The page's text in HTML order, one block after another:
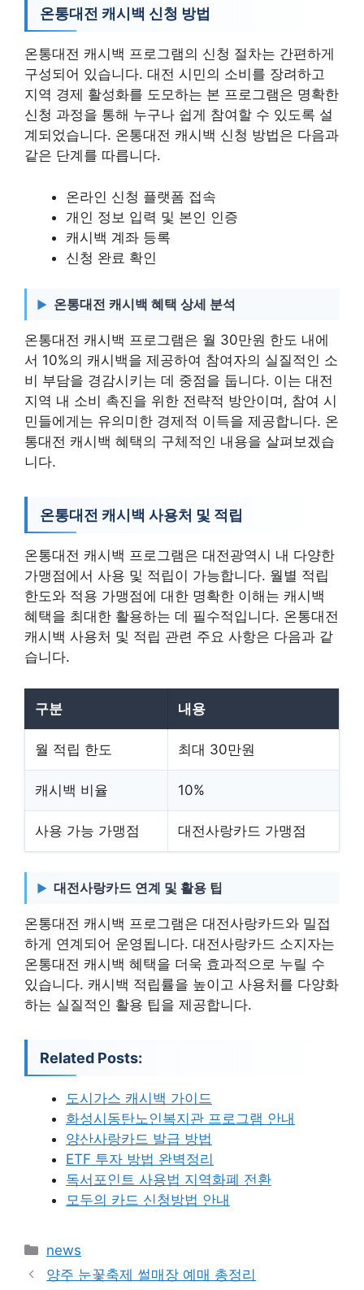
온통대전 캐시백 신청 방법
온통대전 캐시백 프로그램의 신청 절차는 간편하게
구성되어 있습니다. 대전 시민의 소비를 장려하고
지역 경제 활성화를 도모하는 본 프로그램은 명확한
신청 과정을 통해 누구나 쉽게 참여할 수 있도록 설
계되었습니다. 온통대전 캐시백 신청 방법은 다음과
같은 단계를 따릅니다.
온라인 신청 플랫폼 접속
개인 정보 입력 및 본인 인증
캐시백 계좌 등록
신청 완료 확인
온통대전 캐시백 혜택 상세 분석
온통대전 캐시백 프로그램은 월 30만원 한도 내에
서 10%의 캐시백을 제공하여 참여자의 실질적인 소
비 부담을 경감시키는 데 중점을 둡니다. 이는 대전
지역 내 소비 촉진을 위한 전략적 방안이며, 참여 시
민들에게는 유의미한 경제적 이득을 제공합니다. 온
통대전 캐시백 혜택의 구체적인 내용을 살펴보겠습
니다.
온통대전 캐시백 사용처 및 적립
온통대전 캐시백 프로그램은 대전광역시 내 다양한
가맹점에서 사용 및 적립이 가능합니다. 월별 적립
한도와 적용 가맹점에 대한 명확한 이해는 캐시백
혜택을 최대한 활용하는 데 필수적입니다. 온통대전
캐시백 사용처 및 적립 관련 주요 사항은 다음과 같
습니다.
구분 내용
월 적립 한도 최대 30만원
캐시백 비율 10%
사용 가능 가맹점 대전사랑카드 가맹점
대전사랑카드 연계 및 활용 팁
온통대전 캐시백 프로그램은 대전사랑카드와 밀접
하게 연계되어 운영됩니다. 대전사랑카드 소지자는
온통대전 캐시백 혜택을 더욱 효과적으로 누릴 수
있습니다. 캐시백 적립률을 높이고 사용처를 다양화
하는 실질적인 활용 팁을 제공합니다.
Related Posts:
도시가스 캐시백 가이드
화성시동탄노인복지관 프로그램 안내
양산사랑카드 발급 방법
ETF 투자 방법 완벽정리
독서포인트 사용법 지역화폐 전환
모두의 카드 신청방법 안내
카
테
news
양주 눈꽃축제 썰매장 예매 총정리